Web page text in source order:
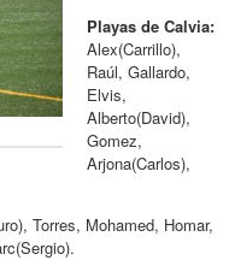
Playas de Calvia:
Alex(Carrillo),
Raúl, Gallardo,
Elvis,
Alberto(David),
Gomez,
Arjona(Carlos),
Torres, Mohamed, Homar,